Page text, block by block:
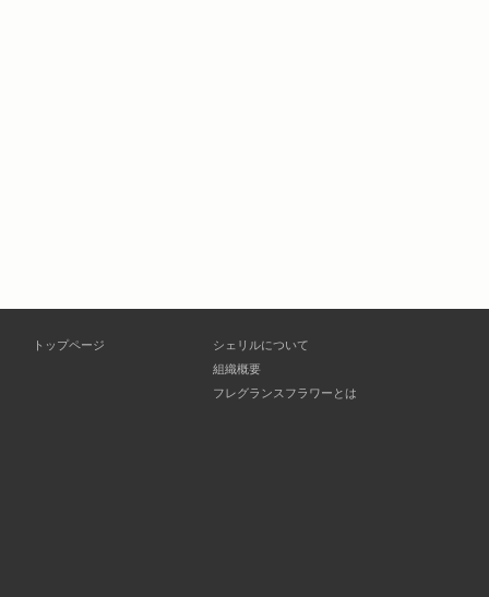
トップページ
シェリルについて
組織概要
フレグランスフラワーとは